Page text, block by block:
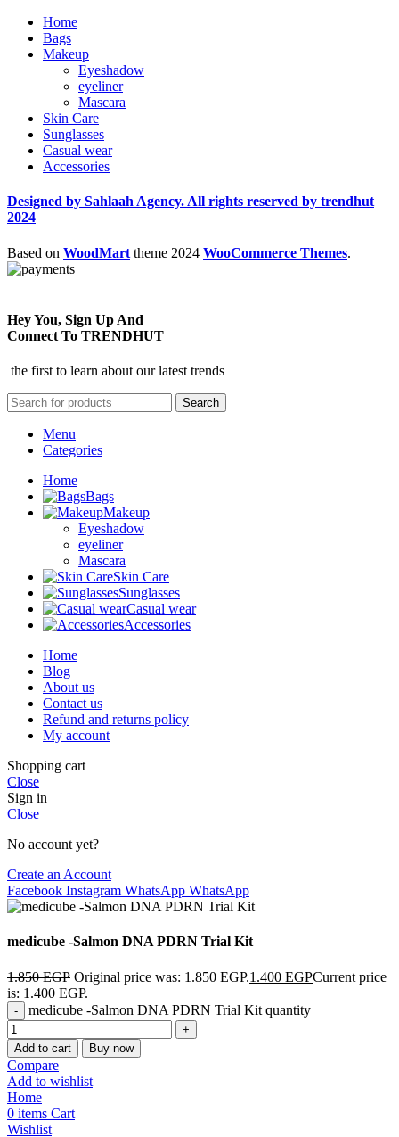
Home
Bags
Makeup
Eyeshadow
eyeliner
Mascara
Skin Care
Sunglasses
Casual wear
Accessories
Designed by Sahlaah Agency. All rights reserved by trendhut
2024
Based on WoodMart theme 2024 WooCommerce Themes.
Hey You, Sign Up And
Connect To TRENDHUT
the first to learn about our latest trends
Search
Menu
Categories
Home
Bags
Makeup
Eyeshadow
eyeliner
Mascara
Skin Care
Sunglasses
Casual wear
Accessories
Home
Blog
About us
Contact us
Refund and returns policy
My account
Shopping cart
Close
Sign in
Close
No account yet?
Create an Account
Facebook Instagram WhatsApp WhatsApp
medicube -Salmon DNA PDRN Trial Kit
1.850EGP Original price was: 1.850 EGP.1.400 EGPCurrent price
is: 1.400 EGP.
medicube -Salmon DNA PDRN Trial Kit quantity
Add to cart Buy now
Compare
Add to wishlist
Home
0 items Cart
Wishlist